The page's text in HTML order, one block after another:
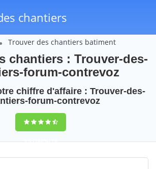
chantiers
Trouver des chantiers batiment
chantiers : Trouver-des-
forum-contrevoz
chiffre d'affaire : Trouver-des-
forum-contrevoz
9,5(100%)76
votes